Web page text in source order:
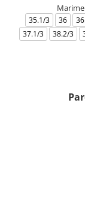
35.1/3 36
37.1/3
38.2/3